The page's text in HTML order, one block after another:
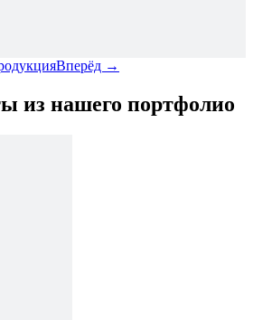
Вперёд →
из нашего портфолио